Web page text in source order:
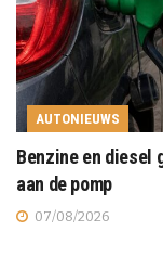
AUTONIEUWS
Benzine en diesel
aan de pomp
07/08/2026